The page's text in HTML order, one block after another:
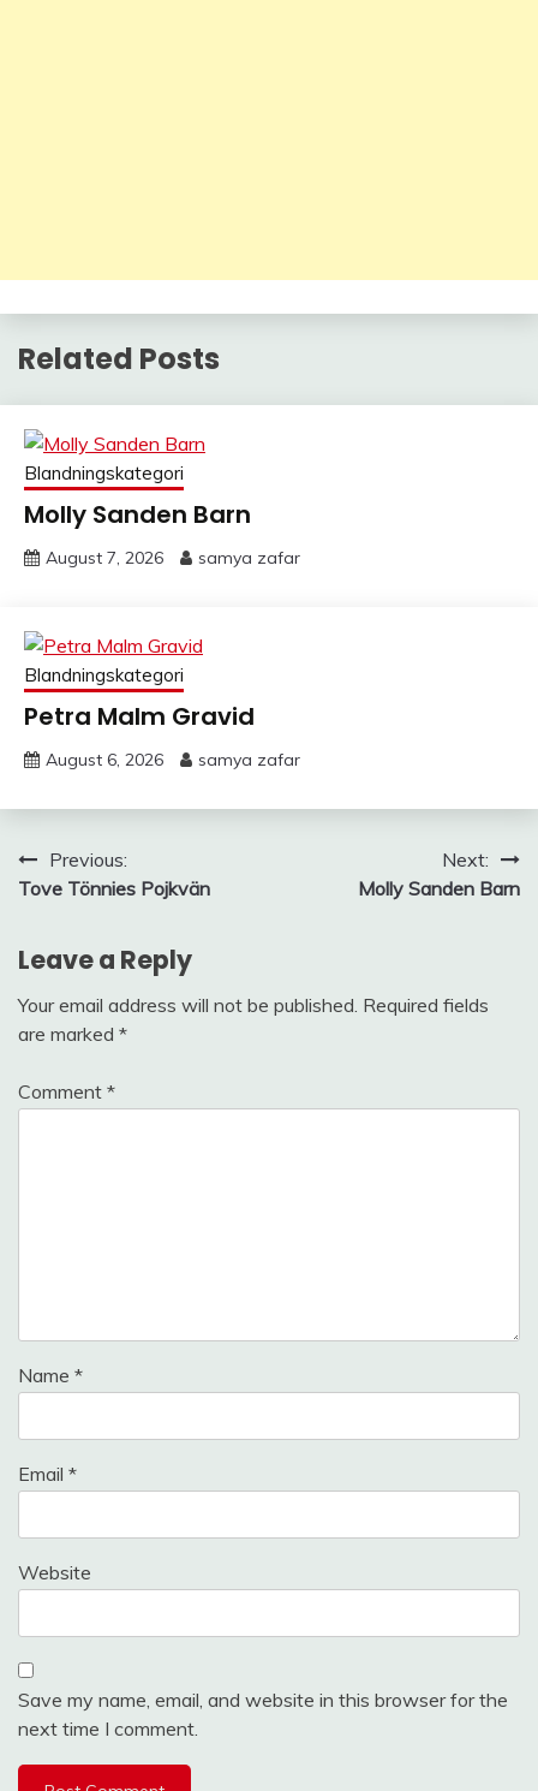
Related Posts
Blandningskategori
Molly Sanden Barn
August 7, 2026 samya zafar
Blandningskategori
Petra Malm Gravid
August 6, 2026 samya zafar
Post
navigation
Previous:
Tove Tönnies Pojkvän
Next:
Molly Sanden Barn
Leave a Reply
Your email address will not be published. Required fields
are marked *
Comment *
Name *
Email *
Website
Save my name, email, and website in this browser for the
next time I comment.